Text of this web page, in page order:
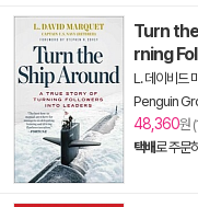
Turn
rning
L. 데이비드
Penguin
48,360원
택배로 주문